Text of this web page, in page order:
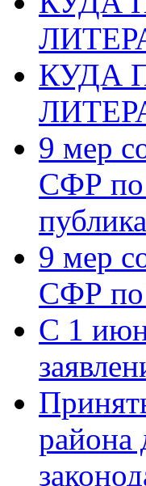
КУДА
9 мер
СФР по
9 мер
СФР по
С 1
района